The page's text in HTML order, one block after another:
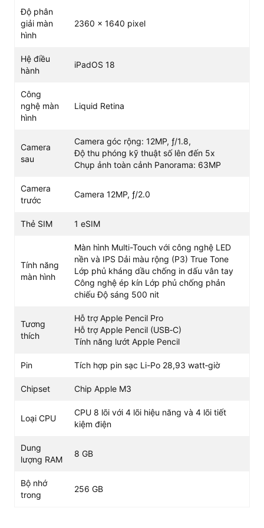
Màn hình Liquid Retina 11 inch:
2360 x 1640 pixel, chuẩn màu P3, độ sáng 500
nit; hiển thị sắc nét, nhỏ gọn dễ cầm nắm.
Bộ nhớ 256GB:Không gian lưu trữ thoải mái cho
công việc dài hạn, xóa bỏ nỗi lo nhanh đầy bộ
Kết nối 5G (1 eSIM):Duy trì internet siêu tốc mọi
lúc mọi nơi, giúp xử lý công việc từ xa không phụ
Tại sao combo 5G + 256GB là mức tối ưu cho
công việc?
rất nhanh bị lấp đầy bởi hệ điều hành và dữ liệu đệm.
dài, giúp máy vận hành mượt mà.
quãng công việc. Ví dụ thực tế: Một chuyên viên thiết kế
cần gửi gấp file raw dung lượng lớn cho đối tác khi đang
trực tiếp trên iPad giúp tệp tin được tải lên trong vài giây,
đảm bảo tiến độ công việc thông suốt.
Độ phân
giải màn
hình
2360 x 1640 pixel
Hệ điều
hành
iPadOS 18
Công
nghệ màn
hình
Liquid Retina
Camera
sau
Camera góc rộng: 12MP, ƒ/1.8,
Độ thu phóng kỹ thuật số lên đến 5x
Chụp ảnh toàn cảnh Panorama: 63MP
Camera
trước
Camera 12MP, ƒ/2.0
Thẻ SIM 1 eSIM
Tính năng
màn hình
Màn hình Multi-Touch với công nghệ LED
nền và IPS Dải màu rộng (P3) True Tone
Lớp phủ kháng dầu chống in dấu vân tay
Công nghệ ép kín Lớp phủ chống phản
chiếu Độ sáng 500 nit
Tương
thích
Hỗ trợ Apple Pencil Pro
Hỗ trợ Apple Pencil (USB‑C)
Tính năng lướt Apple Pencil
Pin Tích hợp pin sạc Li-Po 28,93 watt‑giờ
Chipset Chip Apple M3
Loại CPU
CPU 8 lõi với 4 lõi hiệu năng và 4 lõi tiết
kiệm điện
Dung
lượng RAM
8 GB
Bộ nhớ
trong
256 GB